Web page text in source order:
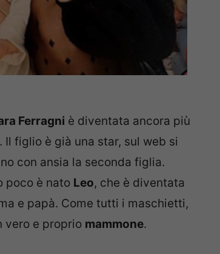
Ferragni è diventata ancora più
figlio è già una star, sul web si
con ansia la seconda figlia.
poco è nato Leo, che è diventata
e papà. Come tutti i maschietti,
vero e proprio mammone.